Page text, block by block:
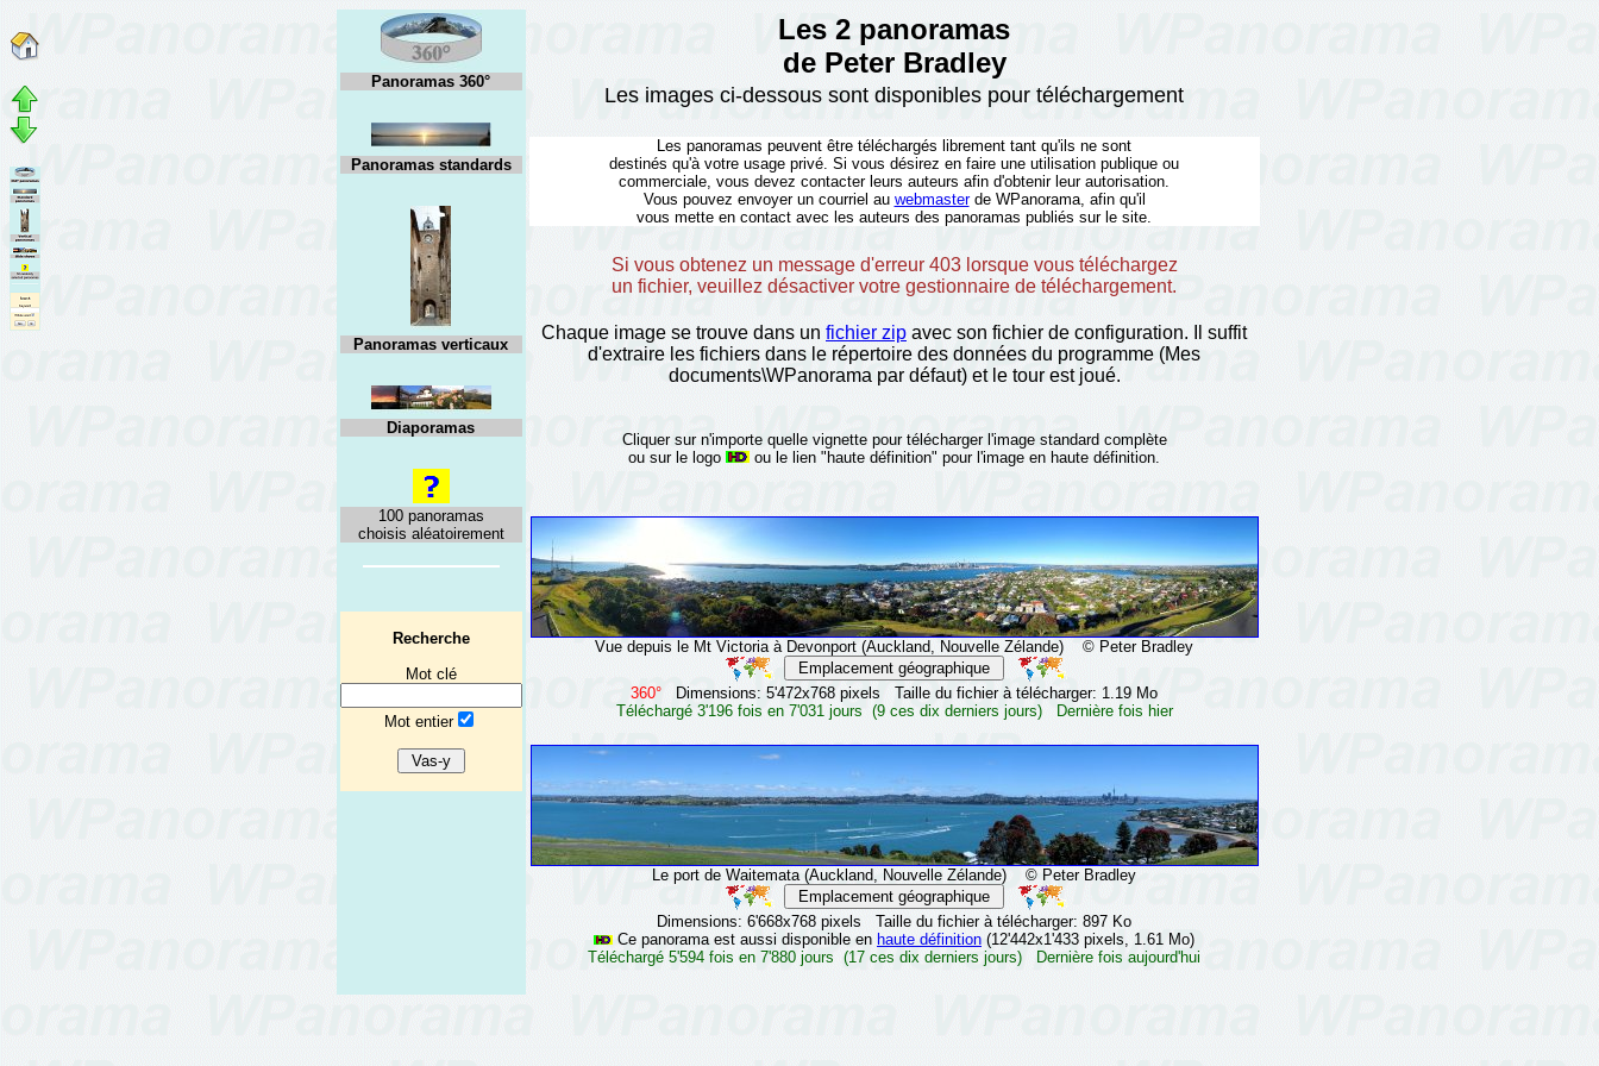
Panoramas 360°
Panoramas standards
Panoramas verticaux
Diaporamas
100 panoramas
choisis aléatoirement
Recherche
Mot clé
Mot entier
Les 2 panoramas
de Peter Bradley
Les images ci-dessous sont disponibles pour téléchargement
Les panoramas peuvent être téléchargés librement tant qu'ils ne sont
destinés qu'à votre usage privé. Si vous désirez en faire une utilisation publique ou
commerciale, vous devez contacter leurs auteurs afin d'obtenir leur autorisation.
Vous pouvez envoyer un courriel au webmasterde WPanorama, afin qu'il
vous mette en contact avec les auteurs des panoramas publiés sur le site.
Si vous obtenez un message d'erreur 403 lorsque vous téléchargez
un fichier, veuillez désactiver votre gestionnaire de téléchargement.
Chaque image se trouve dans un fichier zip avec son fichier de configuration. Il suffit
d'extraire les fichiers dans le répertoire des données du programme (Mes
documents\WPanorama par défaut) et le tour est joué.
Cliquer sur n'importe quelle vignette pour télécharger l'image standard complète
ou sur le logo
ou le lien "haute définition" pour l'image en haute définition.
Vue depuis le Mt Victoria à Devonport (Auckland, Nouvelle Zélande) © Peter Bradley
360°
Dimensions: 5'472x768 pixels Taille du fichier à télécharger: 1.19 Mo
Téléchargé 3'196 fois en 7'031 jours (9 ces dix derniers jours) Dernière fois hier
Le port de Waitemata (Auckland, Nouvelle Zélande) © Peter Bradley
Dimensions: 6'668x768 pixels Taille du fichier à télécharger: 897 Ko
Ce panorama est aussi disponible en haute définition (12'442x1'433 pixels, 1.61 Mo)
Téléchargé 5'594 fois en 7'880 jours (17 ces dix derniers jours) Dernière fois aujourd'hui